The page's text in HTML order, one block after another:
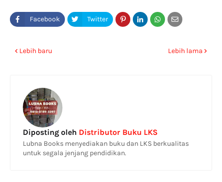
Lebih baru Lebih lama
Diposting oleh Distributor Buku LKS
Lubna Books menyediakan buku dan LKS berkualitas
untuk segala jenjang pendidikan.